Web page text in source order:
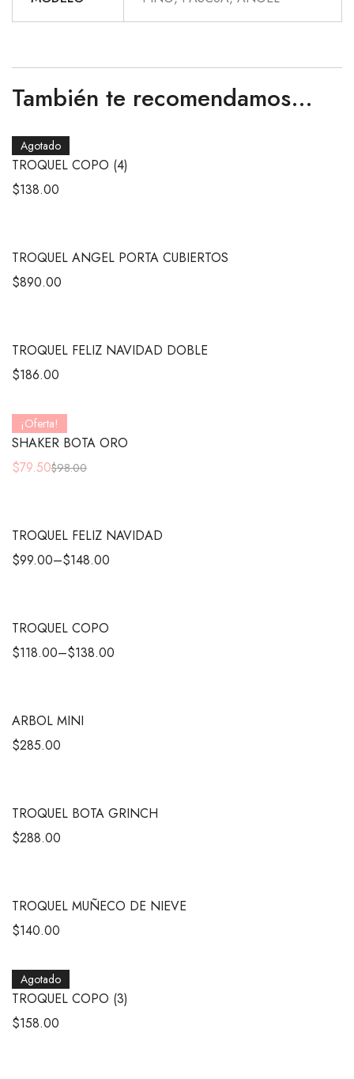
También te recomendamos…
Agotado
TROQUEL COPO (4)
$138.00
TROQUEL ANGEL PORTA CUBIERTOS
$890.00
TROQUEL FELIZ NAVIDAD DOBLE
$186.00
¡Oferta!
SHAKER BOTA ORO
$98.00
$79.50
TROQUEL FELIZ NAVIDAD
$99.00–$148.00
TROQUEL COPO
$118.00–$138.00
ARBOL MINI
$285.00
TROQUEL BOTA GRINCH
$288.00
TROQUEL MUÑECO DE NIEVE
$140.00
Agotado
TROQUEL COPO (3)
$158.00